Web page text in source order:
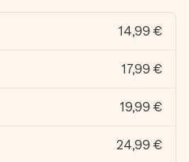
14,99 €
17,99 €
19,99 €
24,99 €